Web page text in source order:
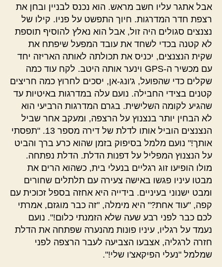
אבל אתגר עליו חשב מראש. הוא נכנס לבניין ובחן את
רצפת חדר המדרגות. חיוך התפשט על פניו. קילו של
נצנצים סגולים היה זול, אבל הוא נאלץ להוסיף תוספת
לא קטנה בכדי לשחד את עובד המפעל שיפתח את
שקית הנצנצים, יכניס את תכולתה לאותה האריזה יחד
עם מכשיר ה-GPS וינער אותה היטב. לקח עוד כמה
שקלים כדי שהפועל, ג'ונג-אן, יסכים לחרוץ כמה חריצים
קטנים בצידי החבילה. נועם עלה במדרגות באיטיות עד
שהגיע לקומה השלישית. בגרם המדרגות הרביעי הוא
לא הבחין יותר בנצנוץ על הרצפה, ומעקב אחר שביל
הנצנצים הוביל אותו לדלת של דירה מספר 13. "תפסתי
אותך!" נועם מלמל בסיפוק בזמן שהוא כרע ברך והביט
על הנצנוץ המפליל על דפנות הדלת. הדלת נפתחה.
מולו הופיעו זוג רגליים בנעלי בית, כשהוא הרים את
מבטו עיניו פגשו באישה צעירה עם תלתלים שחורים
ומבט ישנוני בעיניים. בידייה היא אחזה בספל זכוכית עם
קפה, "עוד אחת?" היא מימלה, "זה כבר מוגזם, אמרתי
לכם כבר לפני רבע שעה שלא הזמנתי כלום!". נועם
נעמד על רגליו, עיניו פונות מהנערה שפתחה את הדלת
חזרה לרגליה, אצבעו הצביעה לעבר הרצפה לפני
שמלמל "נעלי הפיקאצ'ו שלי!".